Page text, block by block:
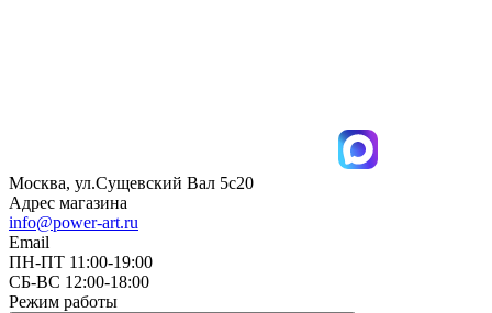
Москва, ул.Сущевский Вал 5с20
Адрес магазина
info@power-art.ru
Email
ПН-ПТ 11:00-19:00
СБ-ВС 12:00-18:00
Режим работы